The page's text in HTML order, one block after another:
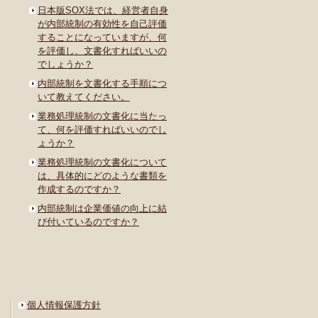
日本版SOX法では、経営者自身
が内部統制の有効性を自己評価
することになっていますが、何
を評価し、文書化すればいいの
でしょうか？
内部統制を文書化する手順につ
いて教えてください。
業務処理統制の文書化に当たっ
て、何を評価すればいいのでし
ょうか？
業務処理統制の文書化について
は、具体的にどのような書類を
作成するのですか？
内部統制は企業価値の向上に結
び付いているのですか？
個人情報保護方針